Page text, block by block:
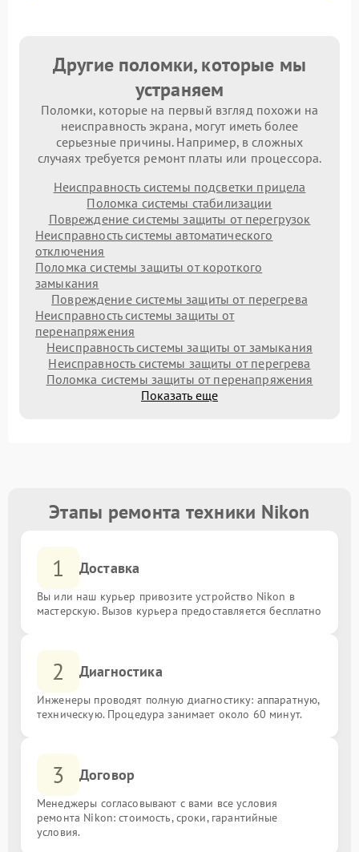
Другие поломки, которые мы
устраняем
Поломки, которые на первый взгляд похожи на
неисправность экрана, могут иметь более
серьезные причины. Например, в сложных
случаях требуется ремонт платы или процессора.
Неисправность системы подсветки прицела
Поломка системы стабилизации
Повреждение системы защиты от перегрузок
Неисправность системы автоматического
отключения
Поломка системы защиты от короткого
замыкания
Повреждение системы защиты от перегрева
Неисправность системы защиты от
перенапряжения
Неисправность системы защиты от замыкания
Неисправность системы защиты от перегрева
Поломка системы защиты от перенапряжения
Показать еще
Этапы ремонта техники Nikon
1 Доставка
Вы или наш курьер привозите устройство Nikon в
мастерскую. Вызов курьера предоставляется бесплатно
2 Диагностика
Инженеры проводят полную диагностику: аппаратную,
техническую. Процедура занимает около 60 минут.
3 Договор
Менеджеры согласовывают с вами все условия
ремонта Nikon: стоимость, сроки, гарантийные
условия.